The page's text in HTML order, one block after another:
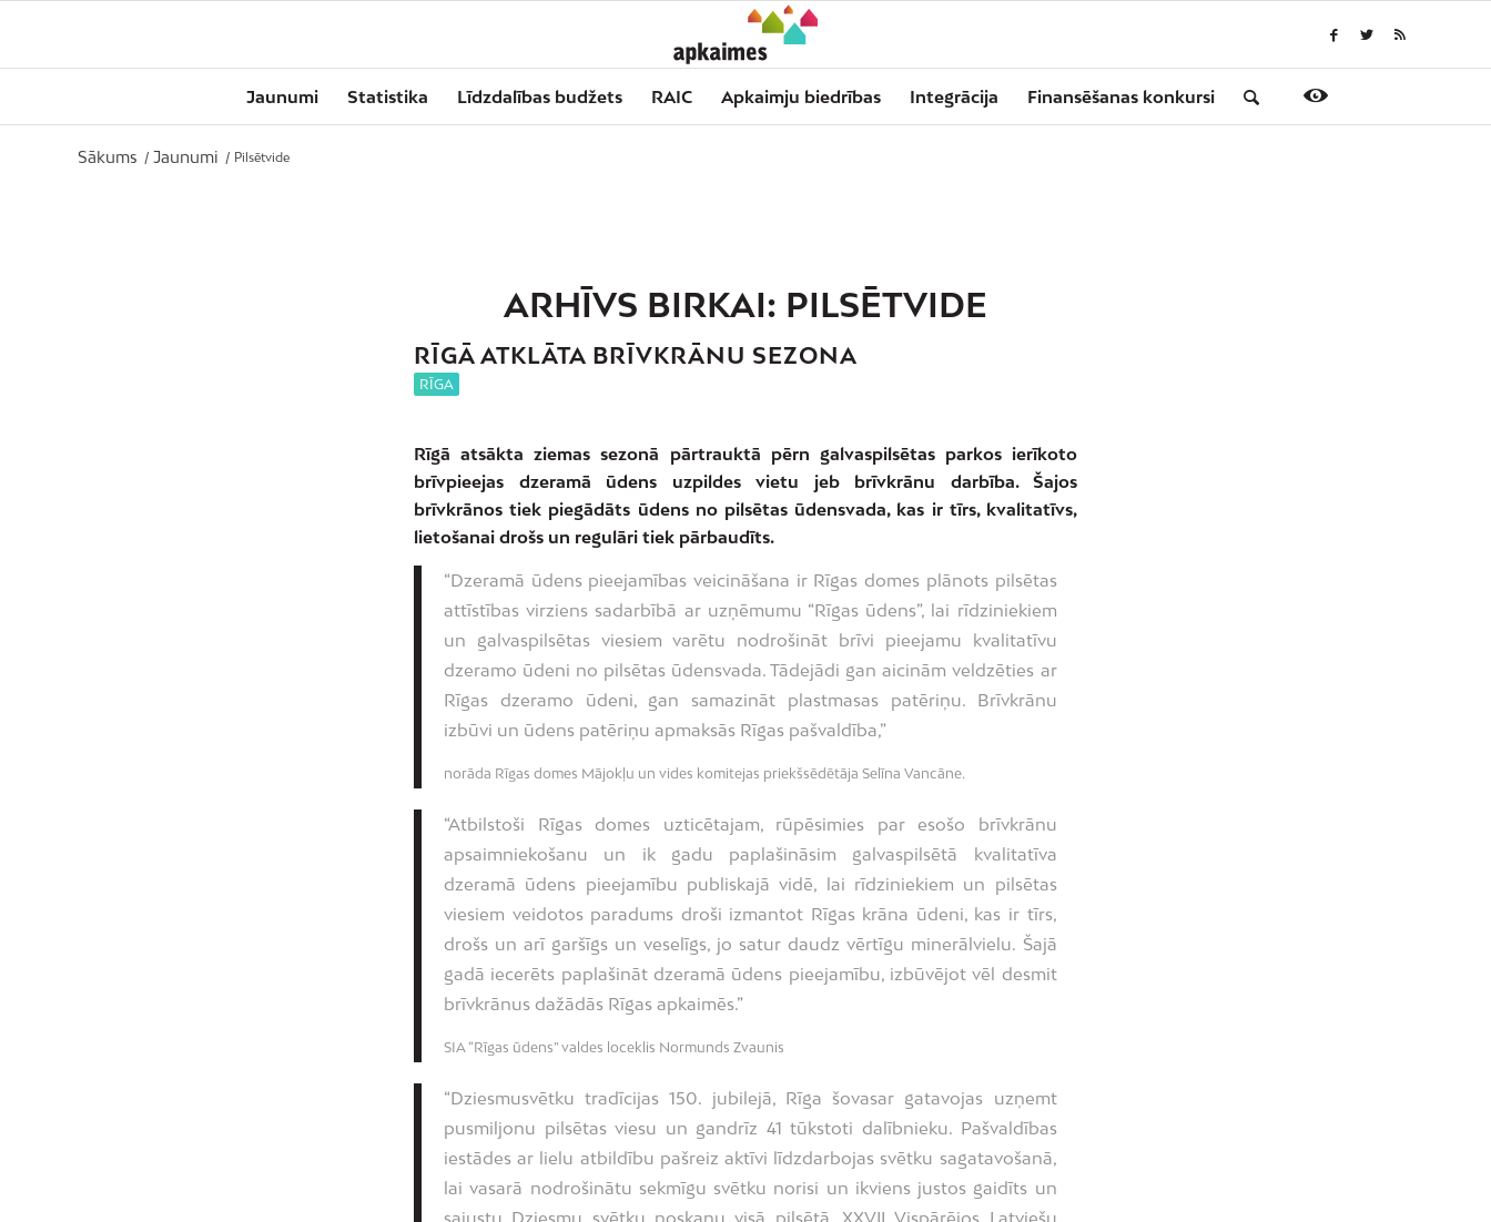
Jaunumi Statistika Līdzdalības budžets RAIC Apkaimju biedrības Integrācija Finansēšanas konkursi
Sākums / Jaunumi / Pilsētvide
ARHĪVS BIRKAI: PILSĒTVIDE
RĪGĀ ATKLĀTA BRĪVKRĀNU SEZONA
RĪGA
Rīgā atsākta ziemas sezonā pārtrauktā pērn galvaspilsētas parkos ierīkoto
brīvpieejas dzeramā ūdens uzpildes vietu jeb brīvkrānu darbība. Šajos
brīvkrānos tiek piegādāts ūdens no pilsētas ūdensvada, kas ir tīrs, kvalitatīvs,
lietošanai drošs un regulāri tiek pārbaudīts.
“Dzeramā ūdens pieejamības veicināšana ir Rīgas domes plānots pilsētas
attīstības virziens sadarbībā ar uzņēmumu “Rīgas ūdens”, lai rīdziniekiem
un galvaspilsētas viesiem varētu nodrošināt brīvi pieejamu kvalitatīvu
dzeramo ūdeni no pilsētas ūdensvada. Tādejādi gan aicinām veldzēties ar
Rīgas dzeramo ūdeni, gan samazināt plastmasas patēriņu. Brīvkrānu
izbūvi un ūdens patēriņu apmaksās Rīgas pašvaldība,”
norāda Rīgas domes Mājokļu un vides komitejas priekšsēdētāja Selīna Vancāne.
“Atbilstoši Rīgas domes uzticētajam, rūpēsimies par esošo brīvkrānu
apsaimniekošanu un ik gadu paplašināsim galvaspilsētā kvalitatīva
dzeramā ūdens pieejamību publiskajā vidē, lai rīdziniekiem un pilsētas
viesiem veidotos paradums droši izmantot Rīgas krāna ūdeni, kas ir tīrs,
drošs un arī garšīgs un veselīgs, jo satur daudz vērtīgu minerālvielu. Šajā
gadā iecerēts paplašināt dzeramā ūdens pieejamību, izbūvējot vēl desmit
brīvkrānus dažādās Rīgas apkaimēs.”
SIA “Rīgas ūdens” valdes loceklis Normunds Zvaunis
“Dziesmusvētku tradīcijas 150. jubilejā, Rīga šovasar gatavojas uzņemt
pusmiljonu pilsētas viesu un gandrīz 41 tūkstoti dalībnieku. Pašvaldības
iestādes ar lielu atbildību pašreiz aktīvi līdzdarbojas svētku sagatavošanā,
lai vasarā nodrošinātu sekmīgu svētku norisi un ikviens justos gaidīts un
sajustu Dziesmu svētku noskaņu visā pilsētā. XXVII Vispārējos Latviešu